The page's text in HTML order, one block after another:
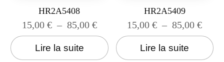
HR2A5408
15,00 € – 85,00 €
Lire la suite
HR2A5409
15,00€ – 85,00€
Lire la suite